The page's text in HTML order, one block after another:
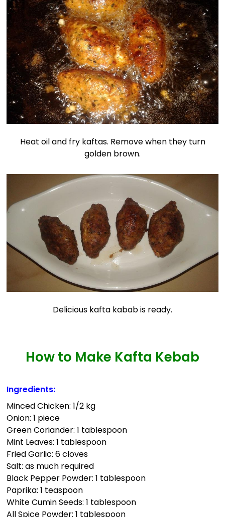
Heat oil and fry kaftas. Remove when they turn
golden brown.
Delicious kafta kabab is ready.
How to Make Kafta Kebab
Ingredients:
Minced Chicken: 1/2 kg
Onion: 1 piece
Green Coriander: 1 tablespoon
Mint Leaves: 1 tablespoon
Fried Garlic: 6 cloves
Salt: as much required
Black Pepper Powder: 1 tablespoon
Paprika: 1 teaspoon
White Cumin Seeds: 1 tablespoon
All Spice Powder: 1 tablespoon